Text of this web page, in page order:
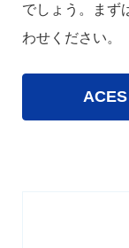
でしょう。まず
わせください。